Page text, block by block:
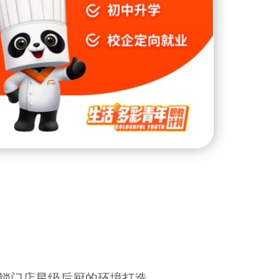
估的黄金赛
碗 高中生们是不是开始
AI淘汰的职业厨师。不